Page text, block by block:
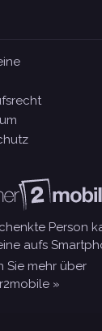
Person
aufs
Sie mehr über
»